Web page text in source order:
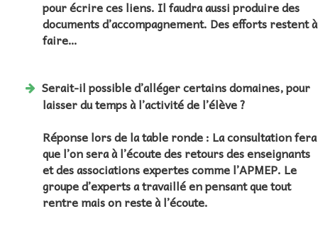
pour écrire ces liens. Il faudra aussi produire des
documents d’accompagnement. Des efforts restent à
faire…
Serait-il possible d’alléger certains domaines, pour
laisser du temps à l’activité de l’élève ?
Réponse lors de la table ronde : La consultation fera
que l’on sera à l’écoute des retours des enseignants
et des associations expertes comme l’APMEP. Le
groupe d’experts a travaillé en pensant que tout
rentre mais on reste à l’écoute.